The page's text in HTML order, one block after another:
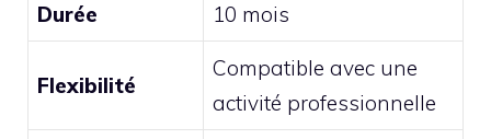
Durée 10 mois
Flexibilité
Compatible avec une
activité professionnelle